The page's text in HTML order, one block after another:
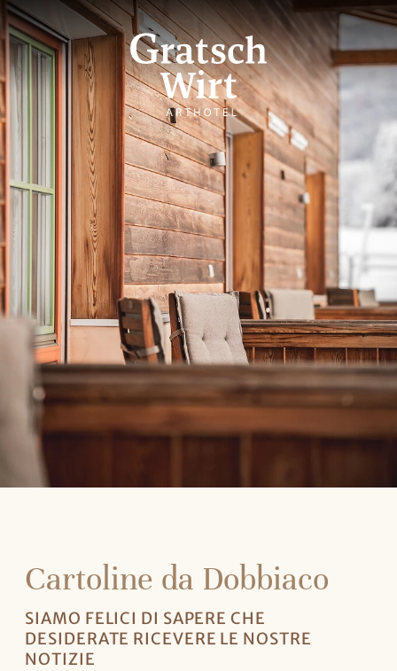
Cartoline da Dobbiaco
SIAMO FELICI DI SAPERE CHE
DESIDERATE RICEVERE LE NOSTRE
NOTIZIE